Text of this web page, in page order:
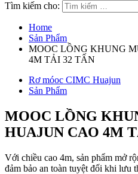
Tìm kiếm cho:
Home
Sản Phẩm
MOOC LỒNG KHUNG
4M TẢI 32 TẤN
Rơ móoc CIMC Huajun
Sản Phẩm
MOOC LỒNG
HUAJUN CAO 4M
Với chiều cao 4m, sản phẩm mở
đảm bảo an toàn tuyệt đối khi lưu